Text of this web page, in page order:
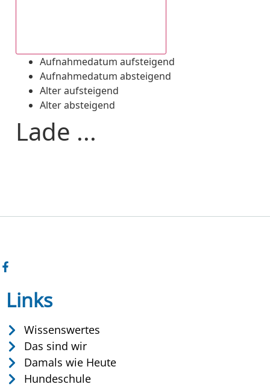
Aufnahmedatum aufsteigend
Aufnahmedatum absteigend
Alter aufsteigend
Alter absteigend
Lade ...
Links
Wissenswertes
Das sind wir
Damals wie Heute
Hundeschule